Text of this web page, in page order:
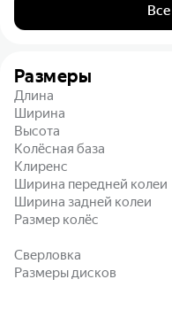
Размеры
Длина
Ширина
Высота
Колёсная база
Клиренс
Ширина передней колеи
Ширина задней колеи
Размер колёс
Сверловка
Размеры дисков